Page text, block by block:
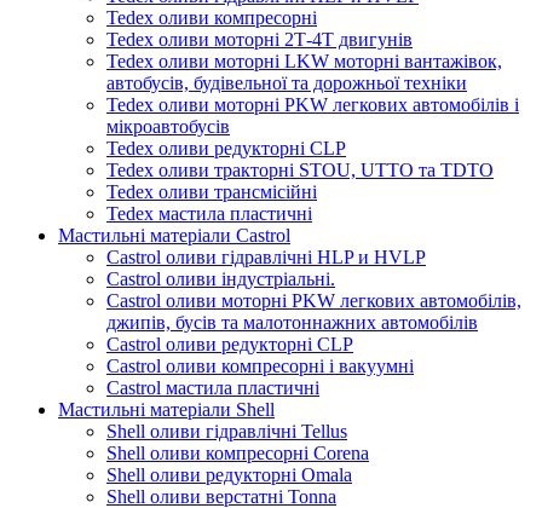
Tedex оливи компресорні
Tedex оливи моторні 2Т-4Т двигунів
Tedex оливи моторні LKW моторні вантажівок,
автобусів, будівельної та дорожньої техніки
Tedex оливи моторні PKW легкових автомобілів і
мікроавтобусів
Tedex оливи редукторні CLP
Tedex оливи тракторні STOU, UTTO та TDTO
Tedex оливи трансмісійні
Tedex мастила пластичні
Мастильні матеріали Castrol
Castrol оливи гідравлічні HLP и HVLP
Castrol оливи індустріальні.
Castrol оливи моторні PKW легкових автомобілів,
джипів, бусів та малотоннажних автомобілів
Castrol оливи редукторні CLP
Castrol оливи компресорні і вакуумні
Castrol мастила пластичні
Мастильні матеріали Shell
Shell оливи гідравлічні Tellus
Shell оливи компресорні Corena
Shell оливи редукторні Omala
Shell оливи верстатні Tonna